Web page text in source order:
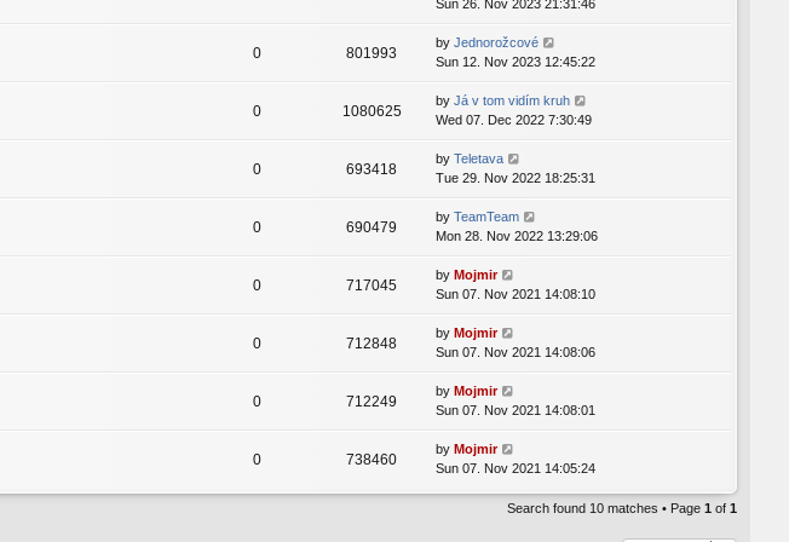
Sun 26. Nov 2023 21:31:46
0 801993
by Jednorožcové
Sun 12. Nov 2023 12:45:22
0 1080625
by Já v tom vidím kruh
Wed 07. Dec 2022 7:30:49
0 693418
by Teletava
Tue 29. Nov 2022 18:25:31
0 690479
by TeamTeam
Mon 28. Nov 2022 13:29:06
0 717045
by Mojmir
Sun 07. Nov 2021 14:08:10
0 712848
by Mojmir
Sun 07. Nov 2021 14:08:06
0 712249
by Mojmir
Sun 07. Nov 2021 14:08:01
0 738460
by Mojmir
Sun 07. Nov 2021 14:05:24
Search found 10 matches • Page 1 of 1